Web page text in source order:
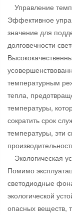
Управление
Эффективное
значение для
долговечности
температурным
тепла,
температуры,
сократить срок
температуры, эти
Экологическая
Помимо
светодиодные
экологической
опасных веществ,